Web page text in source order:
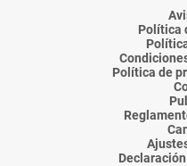
Política
Política de